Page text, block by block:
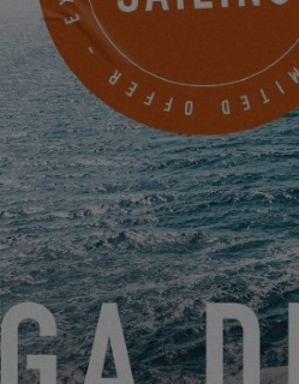
Die Bearbeitung Ihrer Anfrage
den Pflichtfeldern dieses
persönlichen Daten an den von
damit dieser sich mit Ihnen in
Klicken auf die Schaltfläche
Einverständnis mit der